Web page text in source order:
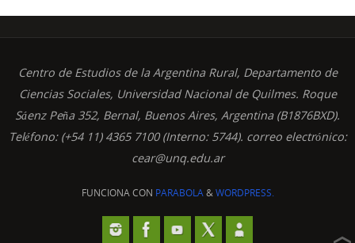
Centro de Estudios de la Argentina Rural, Departamento de
Ciencias Sociales, Universidad Nacional de Quilmes. Roque
Sáenz Peña 352, Bernal, Buenos Aires, Argentina (B1876BXD).
Teléfono: (+54 11) 4365 7100 (Interno: 5744). correo electrónico:
cear@unq.edu.ar
FUNCIONA CON PARABOLA&WORDPRESS.